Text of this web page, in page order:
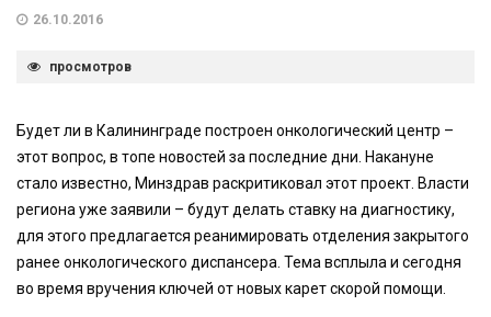
26.10.2016
просмотров
Будет ли в Калининграде построен онкологический центр –
этот вопрос, в топе новостей за последние дни. Накануне
стало известно, Минздрав раскритиковал этот проект. Власти
региона уже заявили – будут делать ставку на диагностику,
для этого предлагается реанимировать отделения закрытого
ранее онкологического диспансера. Тема всплыла и сегодня
во время вручения ключей от новых карет скорой помощи.